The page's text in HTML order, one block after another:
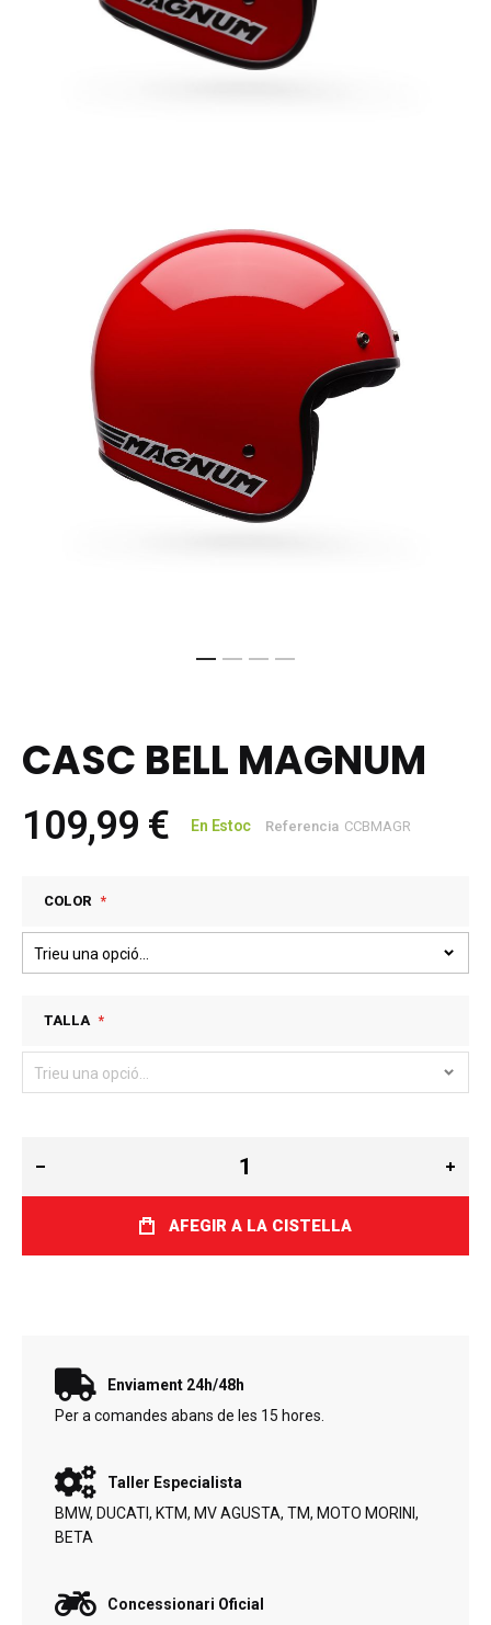
beginning
of
images
gallery
CASC BELL MAGNUM
109,99 € En Estoc Referencia CCBMAGR
COLOR
TALLA
AFEGIR A LA CISTELLA
Enviament 24h/48h
Per a comandes abans de les 15 hores.
Taller Especialista
BMW, DUCATI, KTM, MV AGUSTA, TM, MOTO MORINI,
BETA
Concessionari Oficial